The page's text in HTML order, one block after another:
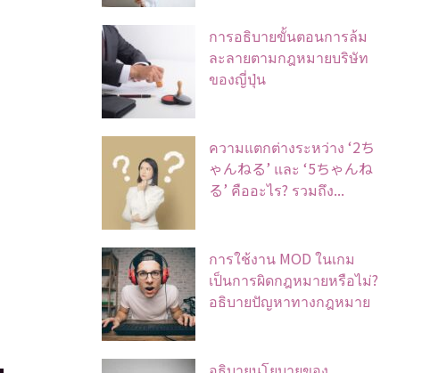
การอธิบายขั้นตอนการล้ม
ละลายตามกฎหมายบริษัท
ของญี่ปุ่น
ความแตกต่างระหว่าง ‘2ち
ゃんねる’ และ ‘5ちゃんね
る’ คืออะไร? รวมถึง...
การใช้งาน MOD ในเกม
เป็นการผิดกฎหมายหรือไม่?
อธิบายปัญหาทางกฎหมาย